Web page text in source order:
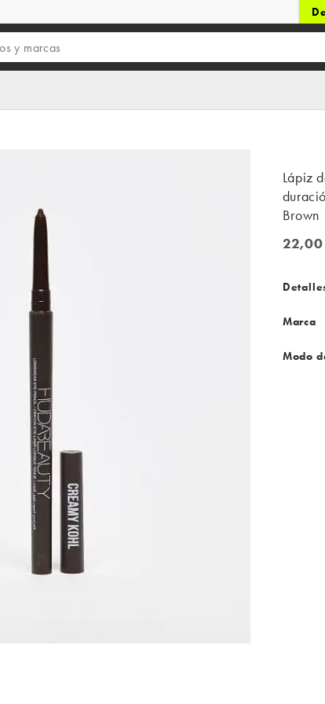
Lápiz
Brown
22,00 €
Marca
Modo